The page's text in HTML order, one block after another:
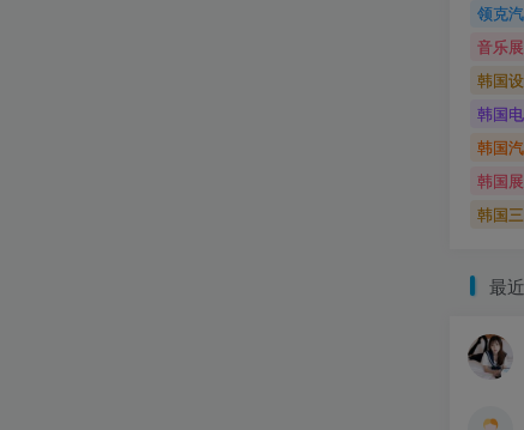
领克
音乐
韩国
韩国
韩国
韩国
韩国
最